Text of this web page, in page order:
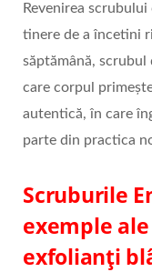
Revenirea
tinere de a încetini
săptămână,
care corpul
autentică, în care
parte din practica
Scruburile
exemple
exfolianți